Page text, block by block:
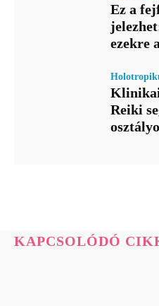
Ez a
ezekre
Reiki
KAPCSOLÓDÓ